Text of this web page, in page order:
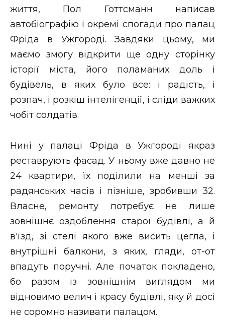
життя, Пол Готтсманн написав
автобіографію і окремі спогади про палац
Фріда в Ужгороді. Завдяки цьому, ми
маємо змогу відкрити ще одну сторінку
історії міста, його поламаних доль і
будівель, в яких було все: і радість, і
розпач, і розкіш інтелігенції, і сліди важких
чобіт солдатів.
Нині у палаці Фріда в Ужгороді якраз
реставрують фасад. У ньому вже давно не
24 квартири, їх поділили на менші за
радянських часів і пізніше, зробивши 32.
Власне, ремонту потребує не лише
зовнішнє оздоблення старої будівлі, а й
в'їзд, зі стелі якого вже висить цегла, і
внутрішні балкони, з яких, гляди, от-от
впадуть поручні. Але початок покладено,
бо разом із зовнішнім виглядом ми
відновимо велич і красу будівлі, яку й досі
не соромно називати палацом.